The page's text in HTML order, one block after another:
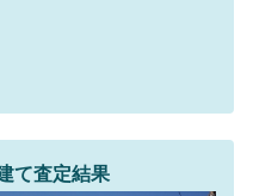
て査定結果